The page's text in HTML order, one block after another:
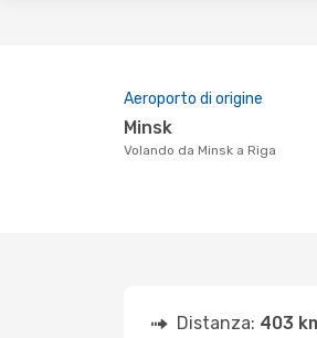
Aeroporto di origine
Minsk
Volando da Minsk a Riga
Distanza: 403